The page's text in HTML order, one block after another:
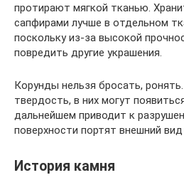
протирают мягкой тканью.
сапфирами лучше в отдельном
поскольку из-за высокой
повредить другие украшения.
Корунды нельзя бросать,
твердость, в них могут
дальнейшем приводит к
поверхности портят внешний вид
История камня